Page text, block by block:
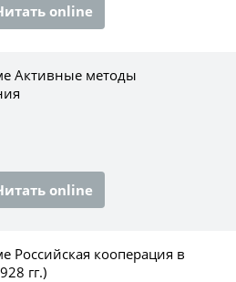
online
Активные методы
online
Российская кооперация в
гг.)